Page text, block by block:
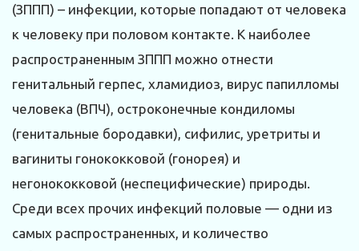
(ЗППП) – инфекции, которые попадают от человека
к человеку при половом контакте. К наиболее
распространенным ЗППП можно отнести
генитальный герпес, хламидиоз, вирус папилломы
человека (ВПЧ), остроконечные кондиломы
(генитальные бородавки), сифилис, уретриты и
вагиниты гонококковой (гонорея) и
негонококковой (неспецифические) природы.
Среди всех прочих инфекций половые — одни из
самых распространенных, и количество